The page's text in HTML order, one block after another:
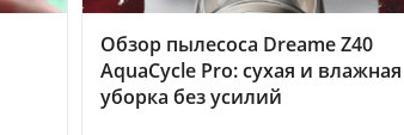
Обзор пылесоса Dreame Z40
AquaCycle Pro: сухая и влажная
уборка без усилий